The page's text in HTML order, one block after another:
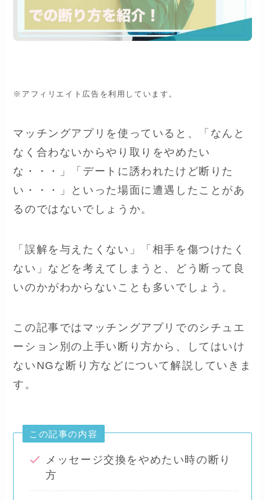
※アフィリエイト広告を利用しています。
マッチングアプリを使っていると、「なんと
なく合わないからやり取りをやめたい
な・・・」「デートに誘われたけど断りた
い・・・」といった場面に遭遇したことがあ
るのではないでしょうか。
「誤解を与えたくない」「相手を傷つけたく
ない」などを考えてしまうと、どう断って良
いのかがわからないことも多いでしょう。
この記事ではマッチングアプリでのシチュエ
ーション別の上手い断り方から、してはいけ
ないNGな断り方などについて解説していきま
す。
この記事の内容
メッセージ交換をやめたい時の断り
方